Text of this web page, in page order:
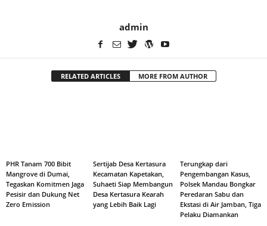
admin
RELATED ARTICLES MORE FROM AUTHOR
PHR Tanam 700 Bibit
Mangrove di Dumai,
Tegaskan Komitmen Jaga
Pesisir dan Dukung Net
Zero Emission
Sertijab Desa Kertasura
Kecamatan Kapetakan,
Suhaeti Siap Membangun
Desa Kertasura Kearah
yang Lebih Baik Lagi
Terungkap dari
Pengembangan Kasus,
Polsek Mandau Bongkar
Peredaran Sabu dan
Ekstasi di Air Jamban, Tiga
Pelaku Diamankan